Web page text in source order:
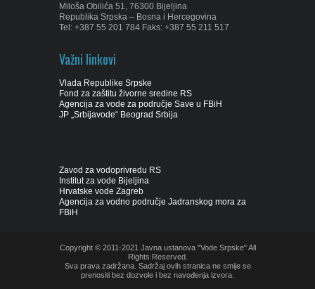
Miloša Obilića 51, 76300 Bijeljina
Republika Srpska – Bosna i Hercegovina
Tel: +387 55 201 784 Faks: +387 55 211 517
Važni linkovi
Vlada Republike Srpske
Fond za zaštitu živorne sredine RS
Agencija za vode za područje Save u FBiH
JP „Srbijavode“ Beograd Srbija
Zavod za vodoprivredu RS
Institut za vode Bijeljina
Hrvatske vode Zagreb
Agencija za vodno područje Jadranskog mora za
FBiH
Copyright © 2011-2021 Javna ustanova "Vode Srpske" All
Rights Reserved.
Sva prava zadržana. Sadržaj ovih stranica ne smije se
prenositi bez dozvole i bez navođenja izvora.